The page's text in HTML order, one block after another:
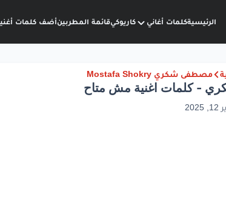
الرئيسيةكلمات أغاني كاريوكيقائمة المطربينأضف كلمات
مصطفى شكري Mostafa Shokry
- كلمات اغنية مش متاح